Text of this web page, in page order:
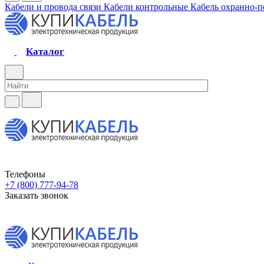
Кабели и провода связи Кабели контрольные Кабель охранно-
Каталог
Телефоны
+7 (800) 777-94-78
Заказать звонок